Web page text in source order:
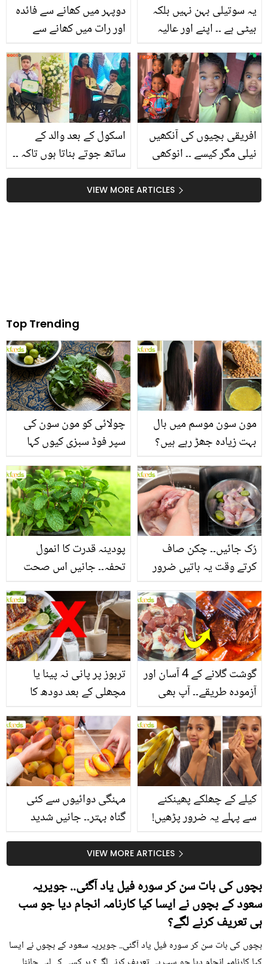
دوپہر میں کھانے سے فائدہ
اور رات میں کھانے سے
نقصان ۔۔ کچی پیاز کو کس
وقت کھانے سے کیا ہوتا ہے؟
جانیں صحت سے جُڑے
کچھ اہم فائدے
یہ سوتیلی بہن نہیں بلکہ
بیٹی ہے ۔۔ اپنے اور عالیہ
بھٹ کے رشتے سے متعلق
خبروں پر پوجا بھٹ نے
خاموشی توڑتے ہوئے کیا
کہا؟
اسکول کے بعد والد کے
ساتھ جوتے بناتا ہوں تاکہ ۔۔
ذہین معذور طالب علم نے
میٹرک میں پنجاب بھر میں
پہلی پوزیشن حاصل کرلی
افریقی بچیوں کی آنکھیں
نیلی مگر کیسے ۔۔ انوکھی
آنکھوں والی جڑواں بچیوں
کی حقیقت کیا ہے اور ان
کے والد کیوں پریشان ہیں؟
VIEW MORE ARTICLES
Top Trending
چولائی کو مون سون کی
سپر فوڈ سبزی کیوں کہا
جاتا ہے؟ جانیں وٹامنز،
منرلز اور اینٹی آکسیڈنٹس
سے بھرپور اس سبزی کے
فائدے
مون سون موسم میں بال
بہت زیادہ جھڑ رہے ہیں؟
جانیں بالوں کو مضبوط
بنانے کے چند قدرتی طریقے
پودینہ قدرت کا انمول
تحفہ۔۔ جانیں اس صحت
بخش پتوں کے 10 حیرت
انگیز طبی فوائد
رُک جائیں۔۔ چکن صاف
کرتے وقت یہ باتیں ضرور
یاد رکھیں
تربوز پر پانی نہ پینا یا
مچھلی کے بعد دودھ کا
استعمال۔۔ جانیں کھانوں
سے متعلق غلط فہمیوں کی
حقیقت کیا ہے اور افواہ
کیا؟
گوشت گلانے کے 4 آسان اور
آزمودہ طریقے۔۔ آپ بھی
جانیں انٹرنیشنل شیف کے
بتائے راز
مہنگی دوائیوں سے کئی
گناہ بہتر۔۔ جانیں شدید
گرمی کے موسم میں آڑو
کیوں کھانا چاہیے؟
کیلے کے چھلکے پھینکنے
سے پہلے یہ ضرور پڑھیں!
جلد کے 3 بڑے مسائل کا
سستا اور قدرتی حلVIEW MORE ARTICLES
بچوں کی بات سن کر سورہ فیل یاد آگئی.. جویریہ
سعود کے بچوں نے ایسا کیا کارنامہ انجام دیا جو سب
ہی تعریف کرنے لگے؟
بچوں کی بات سن کر سورہ فیل یاد آگئی.. جویریہ سعود کے بچوں نے ایسا